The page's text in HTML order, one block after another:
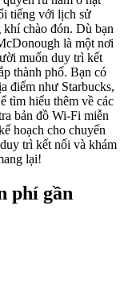
tiếng với lịch sử
khí chào đón. Dù bạn
là một nơi
muốn duy trì kết
thành phố. Bạn có
điểm như Starbucks,
tìm hiểu thêm về các
bản đồ Wi-Fi miễn
hoạch cho chuyến
trì kết nối và khám
lại!
phí gần